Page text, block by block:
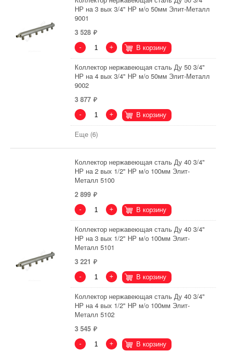
НР на 3 вых 3/4" НР м/о 50мм Элит-Металл
9001
3 528
- + В корзину
Коллектор нержавеющая сталь Ду 50 3/4"
НР на 4 вых 3/4" НР м/о 50мм Элит-Металл
9002
3 877
- + В корзину
Еще (6)
Коллектор нержавеющая сталь Ду 40 3/4"
НР на 2 вых 1/2" НР м/о 100мм Элит-
Металл 5100
2 899
- + В корзину
Коллектор нержавеющая сталь Ду 40 3/4"
НР на 3 вых 1/2" НР м/о 100мм Элит-
Металл 5101
3 221
- + В корзину
Коллектор нержавеющая сталь Ду 40 3/4"
НР на 4 вых 1/2" НР м/о 100мм Элит-
Металл 5102
3 545
- + В корзину